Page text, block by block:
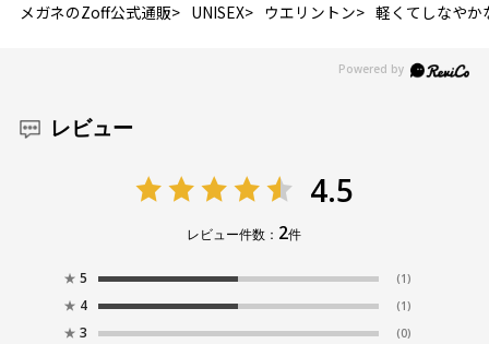
メガネのZoff公式通販 UNISEX ウエリントン 軽くてしなやか
レビュー
4.5
レビュー件数： 2件
★ 5 (1)
★ 4 (1)
★ 3 (0)